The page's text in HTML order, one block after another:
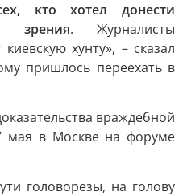
кто хотел донести
зрения. Журналисты
хунту», – сказал
пришлось переехать в
враждебной
мая в Москве на форуме
головорезы, на голову